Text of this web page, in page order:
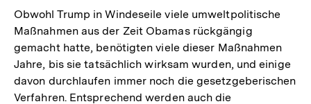
Obwohl Trump in Windeseile viele umweltpolitische
Maßnahmen aus der Zeit Obamas rückgängig
gemacht hatte, benötigten viele dieser Maßnahmen
Jahre, bis sie tatsächlich wirksam wurden, und einige
davon durchlaufen immer noch die gesetzgeberischen
Verfahren. Entsprechend werden auch die